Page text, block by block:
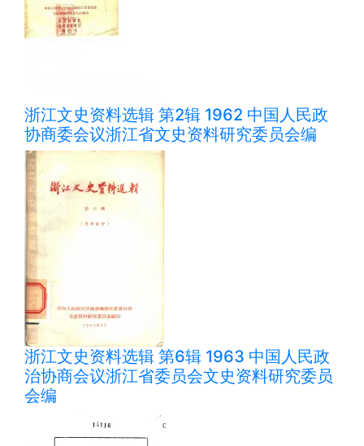
浙江文史资料选辑 第2辑 1962 中国人民政
协商委会议浙江省文史资料研究委员会编
浙江文史资料选辑 第6辑 1963 中国人民政
治协商会议浙江省委员会文史资料研究委员
会编